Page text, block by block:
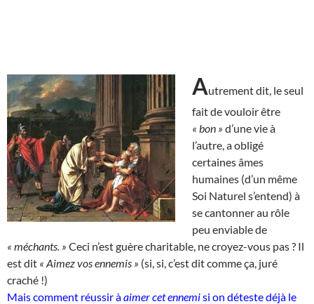
Autrement dit, le seul
fait de vouloir être
« bon » d’une vie à
l’autre, a obligé
certaines âmes
humaines (d’un même
Soi Naturel s’entend) à
se cantonner au rôle
peu enviable de
« méchants. » Ceci n’est guère charitable, ne croyez-vous pas ? Il
est dit « Aimez vos ennemis » (si, si, c’est dit comme ça, juré
craché !)
Mais comment réussir àaimer cet ennemisi on déteste déjà le